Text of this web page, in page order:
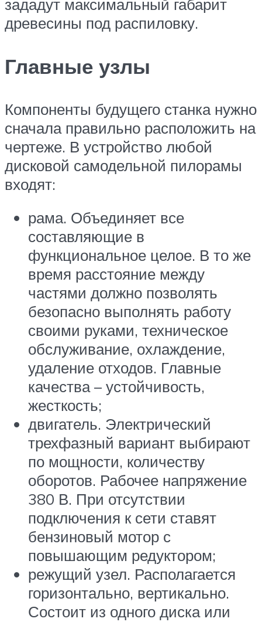
зададут максимальный габарит
древесины под распиловку.
Главные узлы
Компоненты будущего станка нужно
сначала правильно расположить на
чертеже. В устройство любой
дисковой самодельной пилорамы
входят:
рама. Объединяет все
составляющие в
функциональное целое. В то же
время расстояние между
частями должно позволять
безопасно выполнять работу
своими руками, техническое
обслуживание, охлаждение,
удаление отходов. Главные
качества – устойчивость,
жесткость;
двигатель. Электрический
трехфазный вариант выбирают
по мощности, количеству
оборотов. Рабочее напряжение
380 В. При отсутствии
подключения к сети ставят
бензиновый мотор с
повышающим редуктором;
режущий узел. Располагается
горизонтально, вертикально.
Состоит из одного диска или